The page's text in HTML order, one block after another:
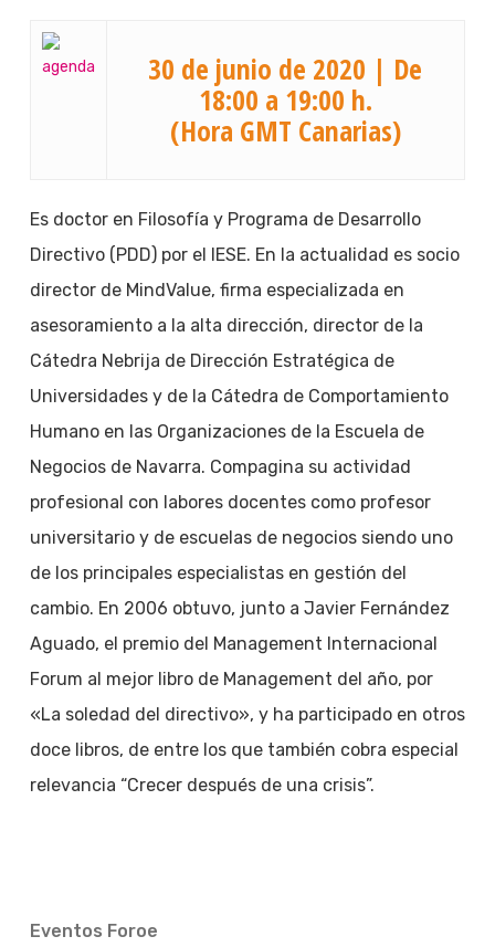
30 de junio de 2020 | De
18:00 a 19:00 h.
(Hora GMT Canarias)
Es doctor en Filosofía y Programa de Desarrollo
Directivo (PDD) por el IESE. En la actualidad es socio
director de MindValue, firma especializada en
asesoramiento a la alta dirección, director de la
Cátedra Nebrija de Dirección Estratégica de
Universidades y de la Cátedra de Comportamiento
Humano en las Organizaciones de la Escuela de
Negocios de Navarra. Compagina su actividad
profesional con labores docentes como profesor
universitario y de escuelas de negocios siendo uno
de los principales especialistas en gestión del
cambio. En 2006 obtuvo, junto a Javier Fernández
Aguado, el premio del Management Internacional
Forum al mejor libro de Management del año, por
«La soledad del directivo», y ha participado en otros
doce libros, de entre los que también cobra especial
relevancia “Crecer después de una crisis”.
Eventos Foroe